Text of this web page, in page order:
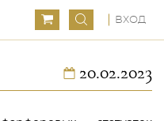
ВХОД
20.02.2023